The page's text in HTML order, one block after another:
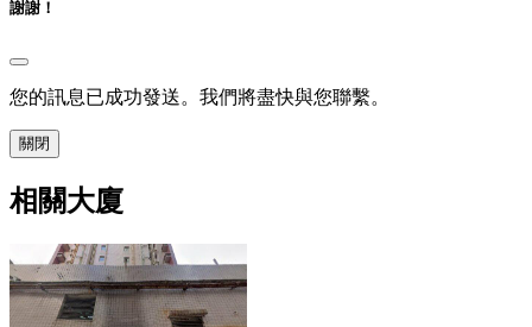
謝謝！
您的訊息已成功發送。我們將盡快與您聯繫。
關閉
相關大廈